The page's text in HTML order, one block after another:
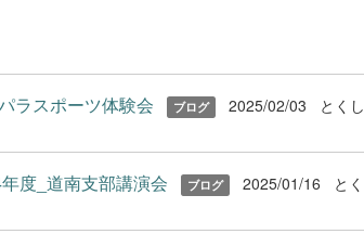
ラスポーツ体験会 ブログ 2025/02/03 とく
度_道南支部講演会 ブログ 2025/01/16 と